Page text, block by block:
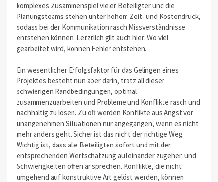
komplexes Zusammenspiel vieler Beteiligter und die
Planungsteams stehen unter hohem Zeit- und Kostendruck,
sodass bei der Kommunikation rasch Missverständnisse
entstehen können. Letztlich gilt auch hier: Wo viel
gearbeitet wird, können Fehler entstehen.
Ein wesentlicher Erfolgsfaktor für das Gelingen eines
Projektes besteht nun aber darin, trotz all dieser
schwierigen Randbedingungen, optimal
zusammenzuarbeiten und Probleme und Konflikte rasch und
nachhaltig zu lösen. Zu oft werden Konflikte aus Angst vor
unangenehmen Situationen nur angegangen, wenn es nicht
mehr anders geht. Sicher ist das nicht der richtige Weg.
Wichtig ist, dass alle Beteiligten sofort und mit der
entsprechenden Wertschätzung aufeinander zugehen und
Schwierigkeiten offen ansprechen. Konflikte, die nicht
umgehend auf konstruktive Art gelöst werden, können